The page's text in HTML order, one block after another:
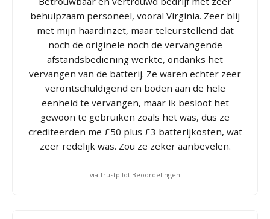
behulpzaam personeel, vooral Virginia. Zeer blij
met mijn haardinzet, maar teleurstellend dat
noch de originele noch de vervangende
afstandsbediening werkte, ondanks het
vervangen van de batterij. Ze waren echter zeer
verontschuldigend en boden aan de hele
eenheid te vervangen, maar ik besloot het
gewoon te gebruiken zoals het was, dus ze
crediteerden me £50 plus £3 batterijkosten, wat
zeer redelijk was. Zou ze zeker aanbevelen.
via Trustpilot Beoordelingen